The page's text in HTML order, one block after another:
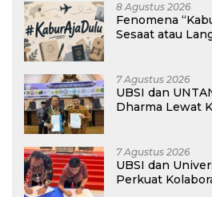
8 Agustus 2026
Fenomena
Sesaat atau
7 Agustus 2026
UBSI dan
Dharma Lewat
7 Agustus 2026
UBSI dan
Perkuat